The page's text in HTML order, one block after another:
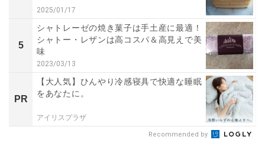
2025/01/17
5
シャトレーゼの焼き菓子は手土産に最適！
シャトー・レザンは高コスパ＆高見えで美
味
2023/03/13
PR
【大人気】ひんやり冷感寝具で快適な睡眠
をあなたに。
アイリスプラザ
Recommended by